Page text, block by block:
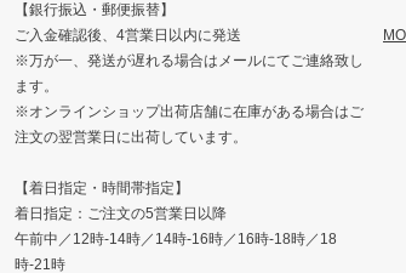
【銀行振込・郵便振替】
ご入金確認後、4営業日以内に発送
※万が一、発送が遅れる場合はメールにてご連絡致し
ます。
※オンラインショップ出荷店舗に在庫がある場合はご
注文の翌営業日に出荷しています。
【着日指定・時間帯指定】
着日指定：ご注文の5営業日以降
午前中／12時-14時／14時-16時／16時-18時／18
時-21時